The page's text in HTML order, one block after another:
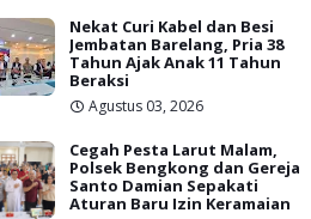
Nekat Curi Kabel dan Besi
Jembatan Barelang, Pria 38
Tahun Ajak Anak 11 Tahun
Beraksi
Agustus 03, 2026
Cegah Pesta Larut Malam,
Polsek Bengkong dan Gereja
Santo Damian Sepakati
Aturan Baru Izin Keramaian